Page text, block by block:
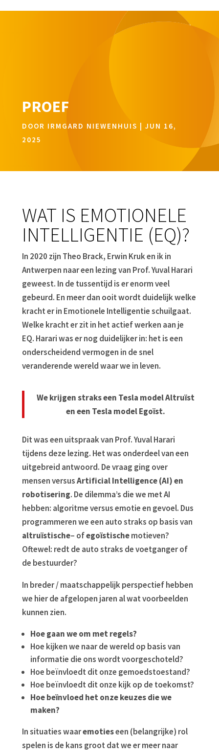
PROEF
DOOR IRMGARD NIEWENHUIS
JUN 16,
2025
WAT IS EMOTIONELE
INTELLIGENTIE (EQ)?
In 2020 zijn Theo Brack, Erwin Kruk en ik in
Antwerpen naar een lezing van Prof. Yuval Harari
geweest. In de tussentijd is er enorm veel
gebeurd. En meer dan ooit wordt duidelijk welke
kracht er in Emotionele Intelligentie schuilgaat.
Welke kracht er zit in het actief werken aan je
EQ. Harari was er nog duidelijker in: het is een
onderscheidend vermogen in de snel
veranderende wereld waar we in leven.
We krijgen straks een Tesla model Altruïst
en een Tesla model Egoïst.
Dit was een uitspraak van Prof. Yuval Harari
tijdens deze lezing. Het was onderdeel van een
uitgebreid antwoord. De vraag ging over
mensen versusArtificial Intelligence (AI) en
robotisering. De dilemma’s die we met AI
hebben: algoritme versus emotie en gevoel. Dus
programmeren we een auto straks op basis van
altruïstische– ofegoïstischemotieven?
Oftewel: redt de auto straks de voetganger of
de bestuurder?
In breder / maatschappelijk perspectief hebben
we hier de afgelopen jaren al wat voorbeelden
kunnen zien.
Hoe gaan we om met regels?
Hoe kijken we naar de wereld op basis van
informatie die ons wordt voorgeschoteld?
Hoe beïnvloedt dit onze gemoedstoestand?
Hoe beïnvloedt dit onze kijk op de toekomst?
Hoe beïnvloed het onze keuzes die we
maken?
In situaties waaremotieseen (belangrijke) rol
spelen is de kans groot dat we er meer naar